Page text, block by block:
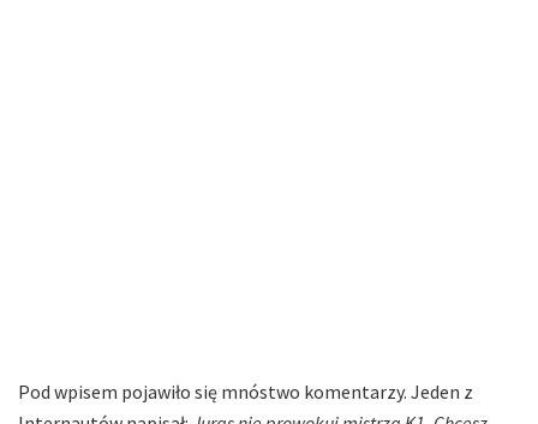
Pod wpisem pojawiło się mnóstwo komentarzy. Jeden z